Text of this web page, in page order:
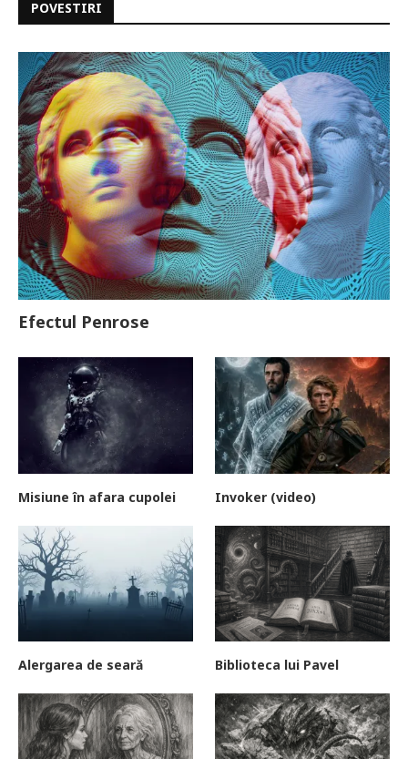
POVESTIRI
Efectul Penrose
Misiune în afara cupolei Invoker (video)
Alergarea de seară Biblioteca lui Pavel